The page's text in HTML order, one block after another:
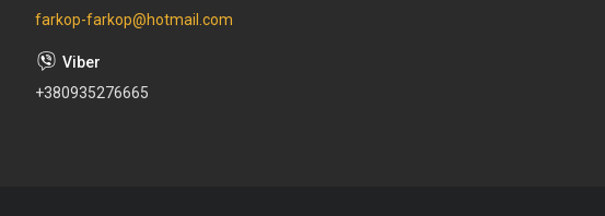
farkop-farkop@hotmail.com
+380935276665